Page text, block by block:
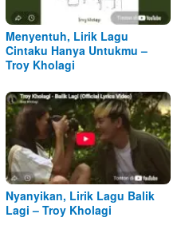
Menyentuh, Lirik Lagu
Cintaku Hanya Untukmu –
Troy Kholagi
Nyanyikan, Lirik Lagu Balik
Lagi – Troy Kholagi